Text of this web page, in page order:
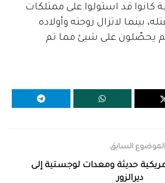
كانوا قد استولوا على ممتلكات
بينما لاتزال زوجته وأولاده
يحصّلون على شيئ مما تم
الموضوع السابق
حديثة ومعدات لوجستية إلى
ديرالزور